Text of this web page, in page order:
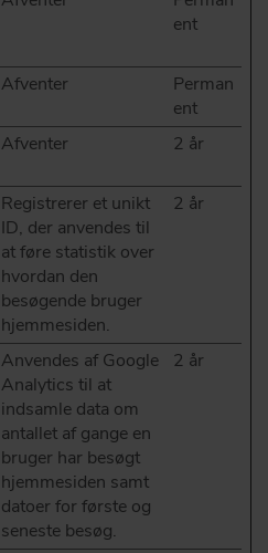
ent
Afventer
Perman
ent
Afventer 2 år
Registrerer et unikt
ID, der anvendes til
at føre statistik over
hvordan den
besøgende bruger
hjemmesiden.
2 år
Anvendes af Google
Analytics til at
indsamle data om
antallet af gange en
bruger har besøgt
hjemmesiden samt
datoer for første og
seneste besøg.
2 år